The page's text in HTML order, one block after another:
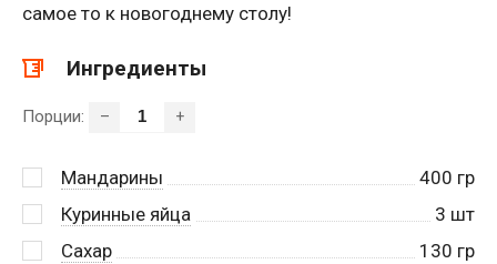
самое то к новогоднему столу!
Ингредиенты
Порции: – +
Мандарины 400 гр
Куринные яйца
3 шт
Сахар
130 гр